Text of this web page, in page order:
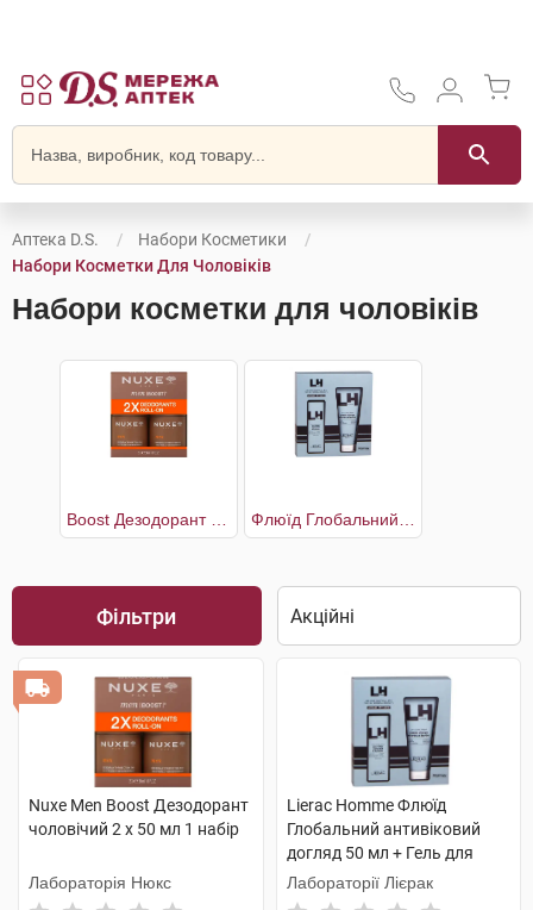
Аптека D.S.
Набори Косметики
Набори Косметки Для Чоловіків
Набори косметки для чоловіків
Фільтри
Nuxe Men Boost Дезодорант
чоловічий 2 х 50 мл 1 набір
Лабораторія Нюкс
Lierac Homme Флюїд
Глобальний антивіковий
догляд 50 мл + Гель для
душу 200 мл 1 набір
Лабораторії Лієрак